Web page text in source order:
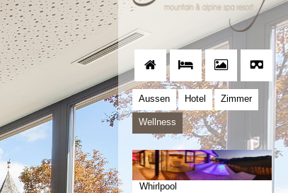
Aussen Hotel Zimmer
Wellness
Whirlpool